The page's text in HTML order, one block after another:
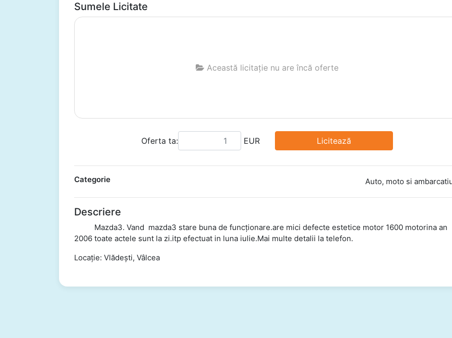
Sumele Licitate
Această licitație nu are încă oferte
Oferta ta: EUR Licitează
Categorie Auto, moto si
Descriere
Mazda3. Vand mazda3 stare buna de funcționare.are mici defecte estetice motor 1600 motorina an
2006 toate actele sunt la zi.itp efectuat in luna iulie.Mai multe detalii la telefon.
Locație: Vlădești, Vâlcea